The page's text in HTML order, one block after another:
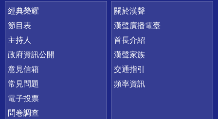
快速連結
經典榮耀
節目表
主持人
政府資訊公開
意見信箱
常見問題
電子投票
問卷調查
關於漢聲
漢聲廣播電臺
首長介紹
漢聲家族
交通指引
頻率資訊